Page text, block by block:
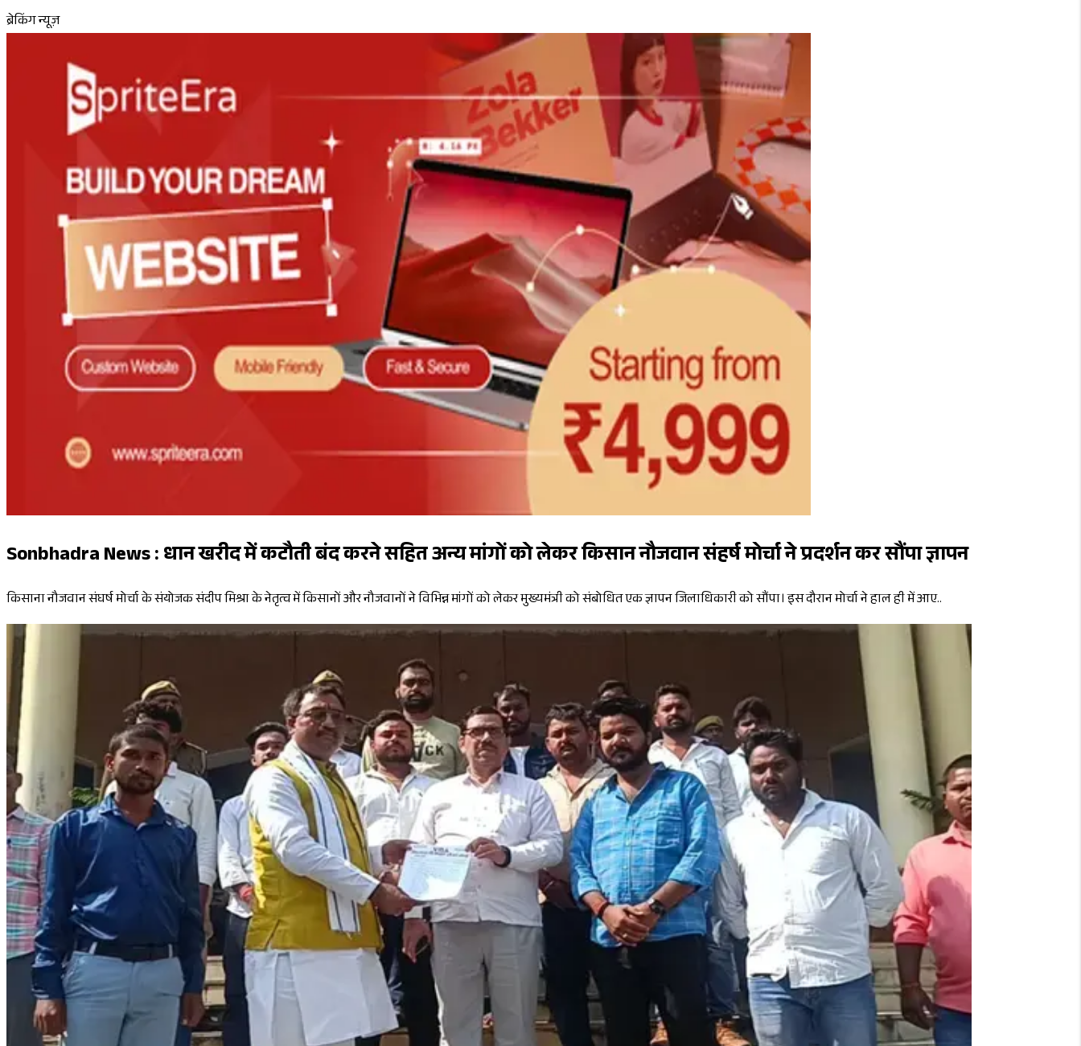
ब्रेकिंग न्यूज़
Sonbhadra News : धान खरीद में कटौती बंद करने सहित अन्य मांगों को लेकर किसान नौजवान संहर्ष मोर्चा ने प्रदर्शन कर सौंपा ज्ञापन
किसाना नौजवान संघर्ष मोर्चा के संयोजक संदीप मिश्रा के नेतृत्व में किसानों और नौजवानों ने विभिन्न मांगों को लेकर मुख्यमंत्री को संबोधित एक ज्ञापन जिलाधिकारी को सौंपा। इस दौरान मोर्चा ने हाल ही में आए..